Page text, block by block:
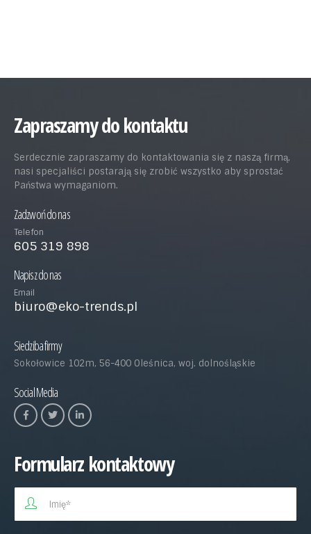
Zapraszamy do kontaktu
Serdecznie zapraszamy do kontaktowania się z naszą firmą,
nasi specjaliści postarają się zrobić wszystko aby sprostać
Państwa wymaganiom.
Zadzwoń do nas
Telefon
605 319 898
Napisz do nas
Email
biuro@eko-trends.pl
Siedziba firmy
Sokołowice 102m, 56-400 Oleśnica, woj. dolnośląskie
Social Media
Formularz kontaktowy